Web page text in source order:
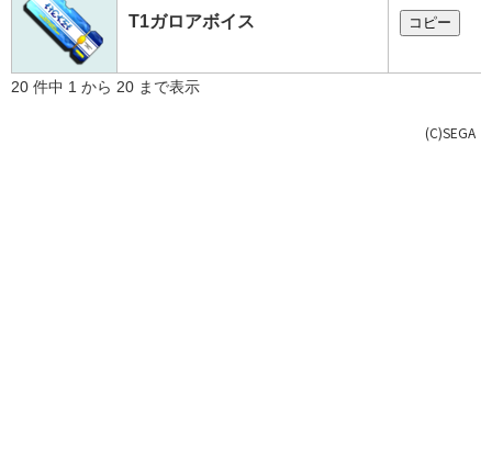
T1ガロアボイス コピー
20 件中 1 から 20 まで表示
(C)SEGA